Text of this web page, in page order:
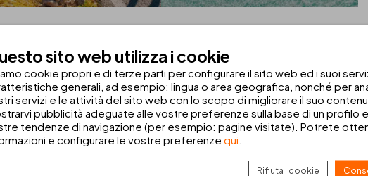
un hotel fronte mare a Can Picafort, Mallorca
, un moderno hotel 4 stelle situatofronte mare sulla spiaggia di Can
indimenticabili in famiglia o con gli amici.
unica alTHB Gran Bahía . Inoltre, solo prenotando direttamente
vacanze da sogno a
sito web utilizza i cookie
cookie propri e di terze parti per configurare il sito web ed i suoi
generali, ad esempio: lingua o area geografica, nonché per
servizi e le attività del sito web con lo scopo di migliorare il suo
pubblicità adeguate alle vostre preferenze sulla base di un profilo
tendenze di navigazione (per esempio: pagine visitate). Potrete
e configurare le vostre preferenze qui
Rifiuta i cookie